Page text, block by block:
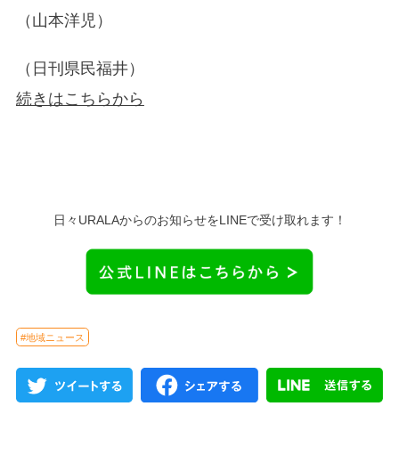
（山本洋児）
（日刊県民福井）
続きはこちらから
日々URALAからのお知らせをLINEで受け取れます！
#地域ニュース